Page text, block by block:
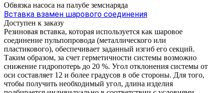
Обвязка насоса на палубе земснаряда
Вставка взамен шарового соединения
Доступен к заказу
Резиновая вставка, которая используется как шаровое
соединение пульпопровода (металлического или
пластикового), обеспечивает заданный изгиб его секций.
Таким образом, за счет герметичности системы возможно
снижение гидропотерь до 20 %. Угол отклонения системы от
оси составляет 12 и более градусов в обе стороны. Для того,
чтобы получить необходимый угол, длина изделия